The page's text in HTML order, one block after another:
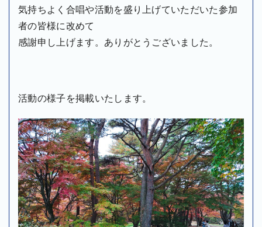
気持ちよく合唱や活動を盛り上げていただいた参加
者の皆様に改めて
感謝申し上げます。ありがとうございました。
活動の様子を掲載いたします。